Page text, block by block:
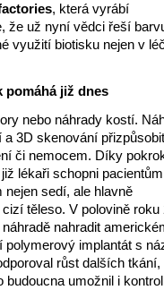
, která vyrábí
že už nyní vědci řeší
využití biotisku nejen v
pomáhá již dnes
nebo náhrady kostí.
3D skenování přizpůsobit
či nemocem. Díky
lékaři schopni
sedí, ale hlavně
těleso. V polovině roku
nahradit
polymerový implantát s
růst dalších tkání,
budoucna umožnil i